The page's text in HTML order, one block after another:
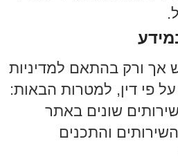
ורק בהתאם למדיניות
פי דין, למטרות הבאות:
שונים באתר
והתכנים